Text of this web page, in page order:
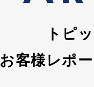
トピ
お客様レポ